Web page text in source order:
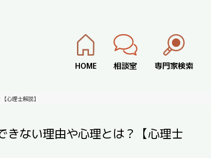
HOME 相談室 専門家検索
心理士解説】
きない理由や心理とは？【心理士